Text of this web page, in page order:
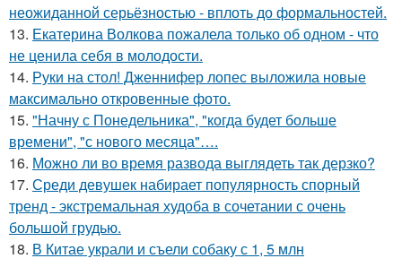
неожиданной серьёзностью - вплоть до формальностей.
13. Екатерина Волкова пожалела только об одном - что
не ценила себя в молодости.
14. Руки на стол! Дженнифер лопес выложила новые
максимально откровенные фото.
15. "Начну с Понедельника", "когда будет больше
времени", "с нового месяца"….
16. Можно ли во время развода выглядеть так дерзко?
17. Среди девушек набирает популярность спорный
тренд - экстремальная худоба в сочетании с очень
большой грудью.
18. В Китае украли и съели собаку с 1, 5 млн